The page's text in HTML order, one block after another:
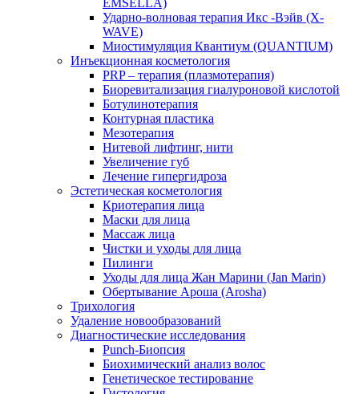
EMSELLA)
Ударно-волновая терапия Икс -Вэйв (X-
WAVE)
Миостимуляция Квантиум (QUANTIUM)
Инъекционная косметология
PRP – терапия (плазмотерапия)
Биоревитализация гиалуроновой кислотой
Ботулинотерапия
Контурная пластика
Мезотерапия
Нитевой лифтинг, нити
Увеличение губ
Лечение гипергидроза
Эстетическая косметология
Криотерапия лица
Маски для лица
Массаж лица
Чистки и уходы для лица
Пилинги
Уходы для лица Жан Марини (Jan Marin)
Обертывание Ароша (Arosha)
Трихология
Удаление новообразований
Диагностические исследования
Punch-Биопсия
Биохимический анализ волос
Генетическое тестирование